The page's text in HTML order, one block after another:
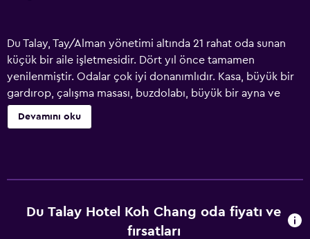
Du Talay, Tay/Alman yönetimi altında 21 rahat oda sunan
küçük bir aile işletmesidir. Dört yıl önce tamamen
yenilenmiştir. Odalar çok iyi donanımlıdır. Kasa, büyük bir
gardırop, çalışma masası, buzdolabı, büyük bir ayna ve
rahat bir çift kişilik veya tek kişilik iki yatak bulunmaktadır.
Çay veya kahve yapma imkanınız vardır. Her gün içme suyu
değişmektedir. Otelin büyük lobisinde resepsiyon, küçük
bir kafe ve gün boyunca küçük yemekler, kahvaltı ve
Devamını oku
Du Talay Hotel Koh Chang oda fiyatı ve
fırsatları